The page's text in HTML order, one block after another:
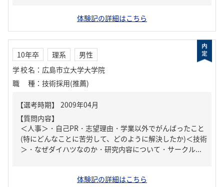
体験記の詳細はこちら
10年卒 理系
男性
学校名 ： 広島市立大学大学院
職種 ： 技術採用(推薦)
【質問内容】
＜人事＞・自己PR・志望理由・学業以外でがんばったこと
(特にどんなことに苦労して、どのように解決したか)＜技術
＞・なぜダイハツなのか・研究内容について・サークル...
体験記の詳細はこちら